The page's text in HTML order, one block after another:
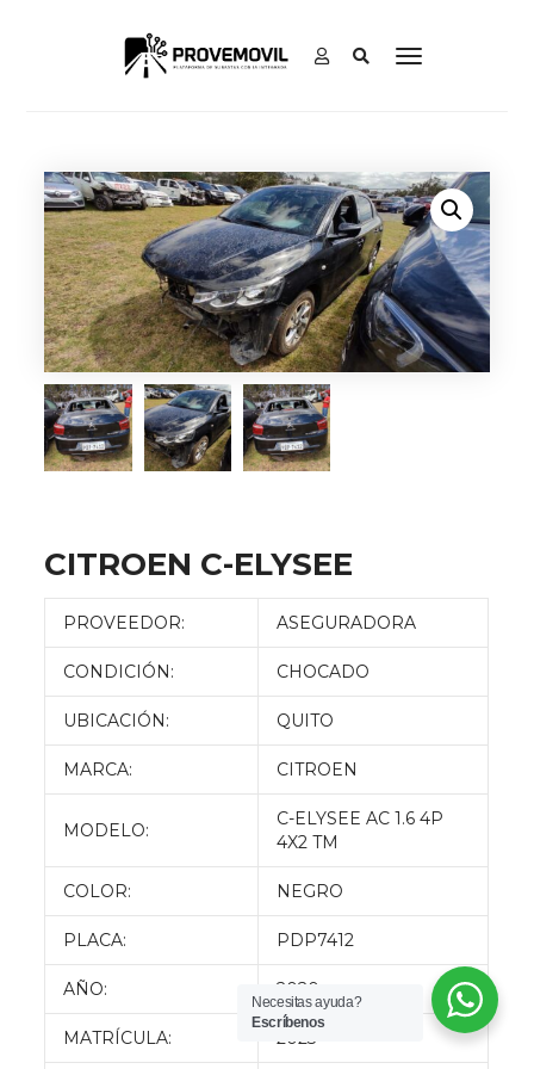
CITROEN C-ELYSEE
PROVEEDOR: ASEGURADORA
CONDICIÓN: CHOCADO
UBICACIÓN: QUITO
MARCA: CITROEN
MODELO:
C-ELYSEE AC 1.6 4P
4X2 TM
COLOR: NEGRO
PLACA: PDP7412
AÑO: 2020
MATRÍCULA: 2023
Necesitas ayuda?
Escríbenos